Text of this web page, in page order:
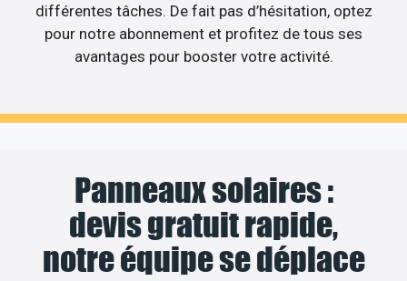
différentes tâches. De fait pas d’hésitation, optez
pour notre abonnement et profitez de tous ses
avantages pour booster votre activité.
Panneaux solaires :
devis gratuit rapide,
notre équipe se déplace